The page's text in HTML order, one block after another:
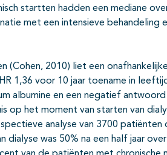
startten hadden een mediane
met een intensieve behandeling
(Cohen, 2010) liet een
1,36 voor 10 jaar toename in
albumine en een negatief
op het moment van starten van
analyse van 3700 patiënten
was 50% na een half jaar